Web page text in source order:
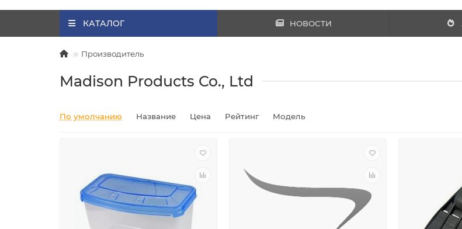
КАТАЛОГ НОВОСТИ
Производитель
Madison Products Co., Ltd
По умолчанию Название Цена Рейтинг Модель